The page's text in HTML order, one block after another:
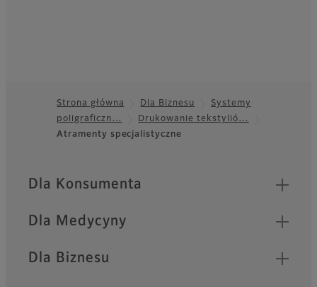
Footer
Strona główna Dla Biznesu
Systemy
poligraficzn…
Drukowanie tekstylió…
Atramenty specjalistyczne
Quick Links
Dla Konsumenta
Dla Medycyny
Dla Biznesu